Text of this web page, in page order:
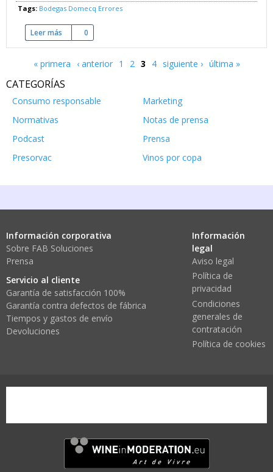
Tags: Bodegas Domecq Errores
Leer más sobre ¿Error? Bodegas Álvaro Domecq y el ADSL
0
Páginas
« primera ‹ anterior 1 2 3 4 siguiente › última »
CATEGORÍAS
Consumo responsable
Marketing
Normativas
Notas de prensa
Podcast
Prensa
Presorvac
Vinos por copa
Información corporativa
Sobre FAB Soluciones
Prensa
Servicio al cliente
Garantía de satisfacción 100%
Garantía contra defectos de fábrica
Tiempos y gastos de envío
Devoluciones
Información
legal
Aviso legal
Política de
privacidad
Condiciones
generales de
contratación
Política de cookies
wine-in-moderation1.png